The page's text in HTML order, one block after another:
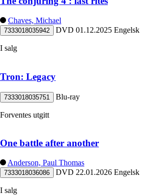
Chaves, Michael
7333018035942 DVD 01.12.2025 Engelsk
I salg
Tron: Legacy
7333018035751 Blu-ray
Forventes utgitt
One battle after another
Anderson, Paul Thomas
7333018036086 DVD 22.01.2026 Engelsk
I salg